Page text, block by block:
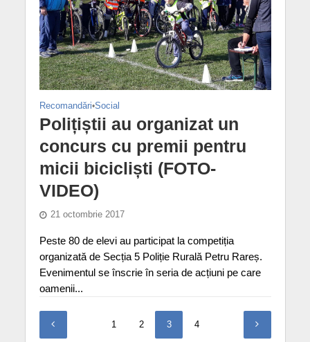
Recomandări•Social
Polițiștii au organizat un
concurs cu premii pentru
micii bicicliști (FOTO-
VIDEO)
21 octombrie 2017
Peste 80 de elevi au participat la competiția
organizată de Secția 5 Poliție Rurală Petru Rareș.
Evenimentul se înscrie în seria de acțiuni pe care
oamenii...
1 2 3 4